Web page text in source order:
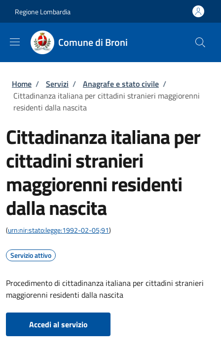
Regione Lombardia
Comune di Broni
Briciole di pane
Home / Servizi / Anagrafe e stato civile /
Cittadinanza italiana per cittadini stranieri maggiorenni
residenti dalla nascita
Cittadinanza italiana per
cittadini stranieri
maggiorenni residenti
dalla nascita
(urn:nir:stato:legge:1992-02-05;91)
Servizio attivo
Procedimento di cittadinanza italiana per cittadini stranieri
maggiorenni residenti dalla nascita
Accedi al servizio